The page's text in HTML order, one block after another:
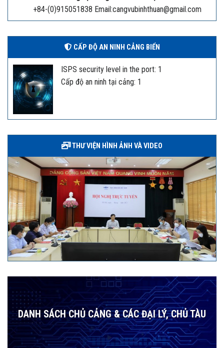
+84-(0)915051838 Email:cangvubinhthuan@gmail.com
CẤP ĐỘ AN NINH CẢNG BIỂN
ISPS security level in the port: 1
Cấp độ an ninh tại cảng: 1
THƯ VIỆN HÌNH ẢNH VÀ VIDEO
DANH SÁCH CHỦ CẢNG & CÁC ĐẠI LÝ, CHỦ TÀU